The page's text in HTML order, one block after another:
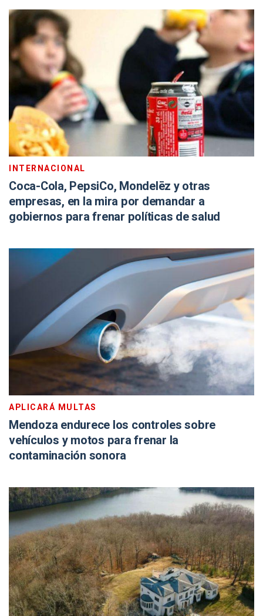
INTERNACIONAL
Coca-Cola, PepsiCo, Mondelēz y otras
empresas, en la mira por demandar a
gobiernos para frenar políticas de salud
APLICARÁ MULTAS
Mendoza endurece los controles sobre
vehículos y motos para frenar la
contaminación sonora